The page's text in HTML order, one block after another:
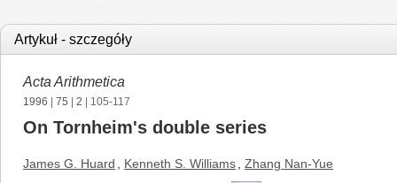
Artykuł - szczegóły
Acta Arithmetica
1996 75 2 | 105-117
On Tornheim's double series
James G. Huard Kenneth S. Williams Zhang Nan-Yue